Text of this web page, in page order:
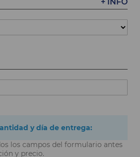
y día de entrega:
los campos del formulario antes
y precio.